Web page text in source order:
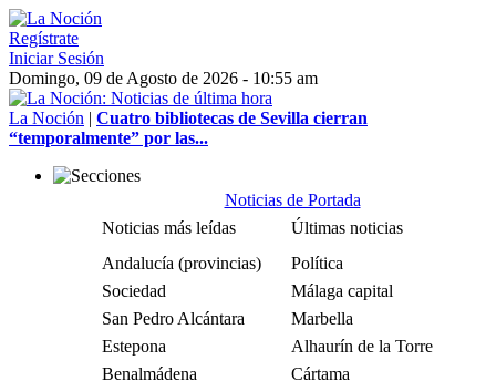
Regístrate
Iniciar Sesión
Domingo, 09 de Agosto de 2026 - 10:55 am
La Noción | Cuatro bibliotecas de Sevilla cierran
“temporalmente” por las...
Noticias de Portada
Noticias más leídas
Últimas noticias
Andalucía (provincias)
Política
Sociedad
Málaga capital
San Pedro Alcántara
Marbella
Estepona
Alhaurín de la Torre
Benalmádena
Cártama